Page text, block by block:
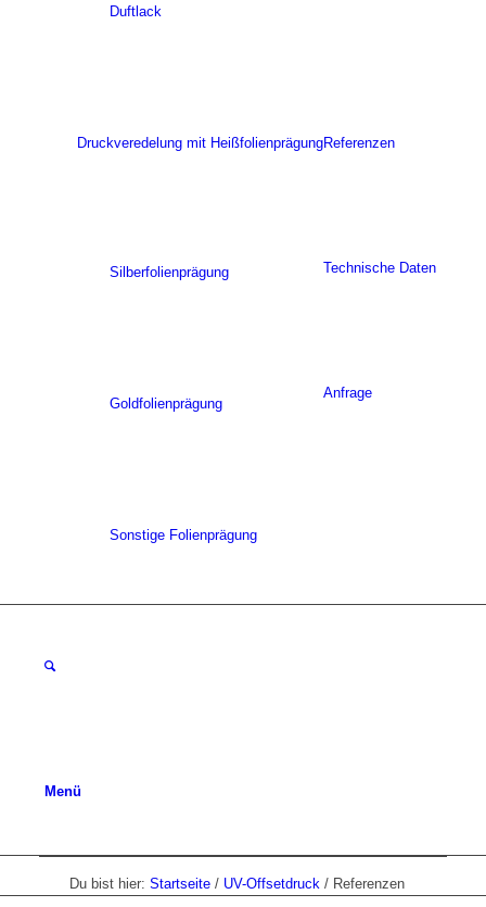
Duftlack
Druckveredelung mit Heißfolienprägung
Silberfolienprägung
Goldfolienprägung
Sonstige Folienprägung
Referenzen
Technische Daten
Anfrage
Menü
Du bist hier: Startseite / UV-Offsetdruck / Referenzen